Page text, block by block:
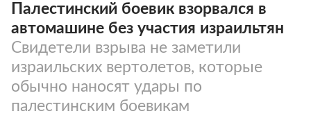
Палестинский боевик взорвался в
автомашине без участия израильтян
Свидетели взрыва не заметили
израильских вертолетов, которые
обычно наносят удары по
палестинским боевикам